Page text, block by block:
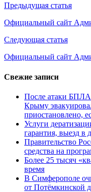
Навигация
по
записям
Предыдущая статья
Официальный сайт
Следующая статья
Официальный сайт
Свежие записи
После атаки
Крыму
приостановлено,
Услуги
гарантия, выезд в
Правительство
средства на
Более 25 тысяч
время
В Симферополе
от Потёмкинской